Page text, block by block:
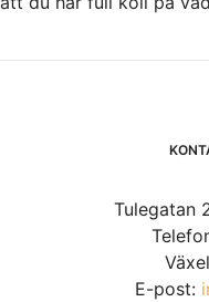
Tulegatan
E-post: